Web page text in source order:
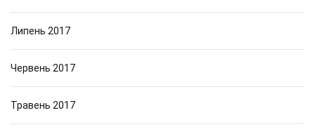
Липень 2017
Червень 2017
Травень 2017